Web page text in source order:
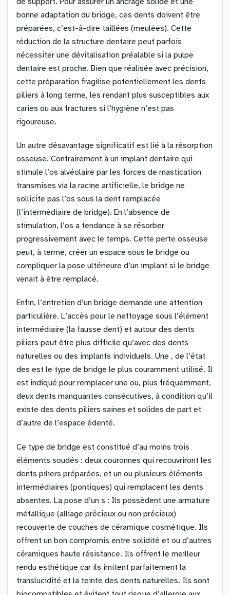
bonne adaptation du bridge, ces dents doivent être
préparées, c’est-à-dire taillées (meulées). Cette
réduction de la structure dentaire peut parfois
nécessiter une dévitalisation préalable si la pulpe
dentaire est proche. Bien que réalisée avec précision,
cette préparation fragilise potentiellement les dents
piliers à long terme, les rendant plus susceptibles aux
caries ou aux fractures si l’hygiène n’est pas
rigoureuse.
Un autre désavantage significatif est lié à la résorption
osseuse. Contrairement à un implant dentaire qui
stimule l’os alvéolaire par les forces de mastication
transmises via la racine artificielle, le bridge ne
sollicite pas l’os sous la dent remplacée
(l’intermédiaire de bridge). En l’absence de
stimulation, l’os a tendance à se résorber
progressivement avec le temps. Cette perte osseuse
peut, à terme, créer un espace sous le bridge ou
compliquer la pose ultérieure d’un implant si le bridge
venait à être remplacé.
Enfin, l’entretien d’un bridge demande une attention
particulière. L’accès pour le nettoyage sous l’élément
intermédiaire (la fausse dent) et autour des dents
piliers peut être plus difficile qu’avec des dents
naturelles ou des implants individuels. Une , de l’état
des est le type de bridge le plus couramment utilisé. Il
est indiqué pour remplacer une ou, plus fréquemment,
deux dents manquantes consécutives, à condition qu’il
existe des dents piliers saines et solides de part et
d’autre de l’espace édenté.
Ce type de bridge est constitué d’au moins trois
éléments soudés : deux couronnes qui recouvriront les
dents piliers préparées, et un ou plusieurs éléments
intermédiaires (pontiques) qui remplacent les dents
absentes. La pose d’un s : Ils possèdent une armature
métallique (alliage précieux ou non précieux)
recouverte de couches de céramique cosmétique. Ils
offrent un bon compromis entre solidité et ou d’autres
céramiques haute résistance. Ils offrent le meilleur
rendu esthétique car ils imitent parfaitement la
translucidité et la teinte des dents naturelles. Ils sont